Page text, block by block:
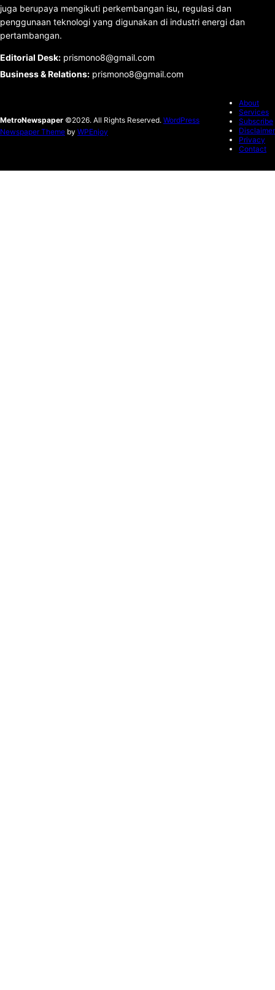
juga berupaya mengikuti perkembangan isu, regulasi dan
penggunaan teknologi yang digunakan di industri energi dan
pertambangan.
Editorial Desk: prismono8@gmail.com
Business & Relations: prismono8@gmail.com
MetroNewspaper ©2026. All Rights Reserved. WordPress
Newspaper Theme by WPEnjoy
About
Services
Subscribe
Disclaimer
Privacy
Contact